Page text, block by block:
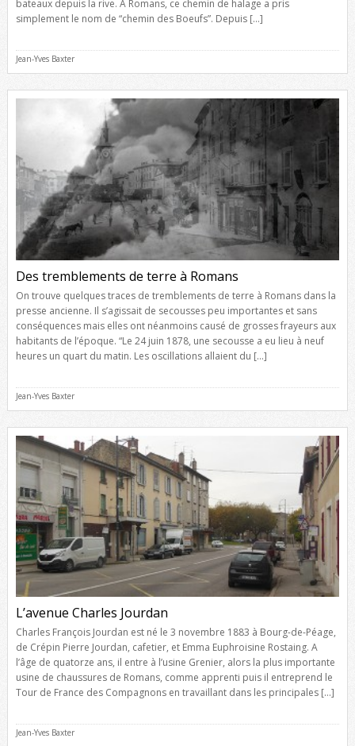
bateaux depuis la rive. A Romans, ce chemin de halage a pris
simplement le nom de “chemin des Boeufs”. Depuis […]
Jean-Yves Baxter
Des tremblements de terre à Romans
On trouve quelques traces de tremblements de terre à Romans dans la
presse ancienne. Il s’agissait de secousses peu importantes et sans
conséquences mais elles ont néanmoins causé de grosses frayeurs aux
habitants de l’époque. “Le 24 juin 1878, une secousse a eu lieu à neuf
heures un quart du matin. Les oscillations allaient du […]
Jean-Yves Baxter
L’avenue Charles Jourdan
Charles François Jourdan est né le 3 novembre 1883 à Bourg-de-Péage,
de Crépin Pierre Jourdan, cafetier, et Emma Euphroisine Rostaing. A
l’âge de quatorze ans, il entre à l’usine Grenier, alors la plus importante
usine de chaussures de Romans, comme apprenti puis il entreprend le
Tour de France des Compagnons en travaillant dans les principales […]
Jean-Yves Baxter